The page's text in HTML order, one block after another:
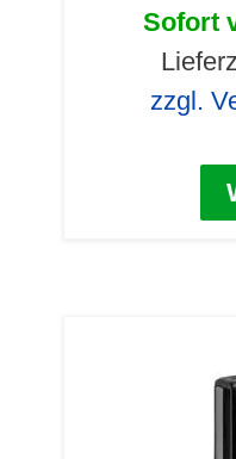
Sofort
zzgl.